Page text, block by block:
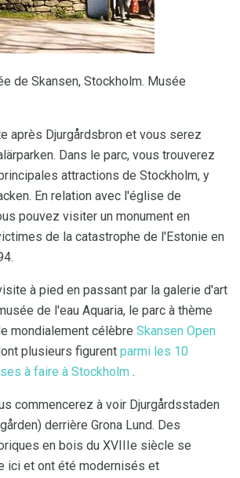
de Skansen, Stockholm. Musée
après Djurgårdsbron et vous serez
Dans le parc, vous trouverez
attractions de Stockholm, y
En relation avec l'église de
pouvez visiter un monument en
de la catastrophe de l'Estonie en
à pied en passant par la galerie d'art
de l'eau Aquaria, le parc à thème
mondialement célèbre Skansen Open
plusieurs figurent parmi les 10
à faire à Stockholm .
commencerez à voir Djurgårdsstaden
derrière Grona Lund. Des
en bois du XVIIIe siècle se
ici et ont été modernisés et